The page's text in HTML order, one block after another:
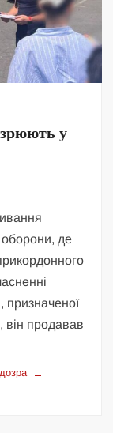
у
оборони, де
призначеної
він продавав